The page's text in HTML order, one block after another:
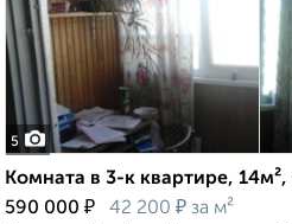
5
Комната в 3-к квартире,
590 000 ₽ 42 200 ₽ за м²